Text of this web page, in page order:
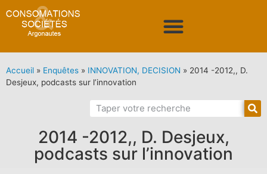
Accueil » Enquêtes » INNOVATION, DECISION » 2014 -2012,, D.
Desjeux, podcasts sur l’innovation
2014 -2012,, D. Desjeux,
podcasts sur l’innovation